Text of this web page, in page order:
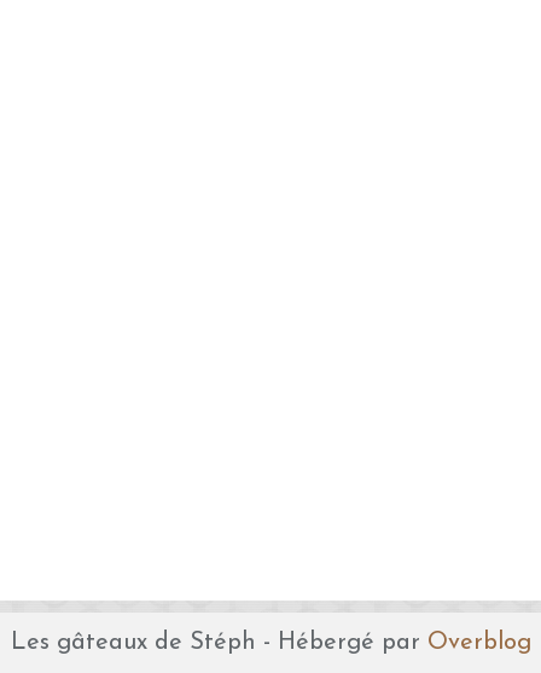
Les gâteaux de Stéph - Hébergé par Overblog